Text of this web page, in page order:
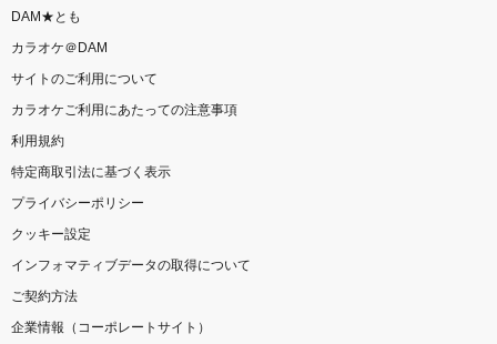
DAM★とも
カラオケ＠DAM
サイトのご利用について
カラオケご利用にあたっての注意事項
利用規約
特定商取引法に基づく表示
プライバシーポリシー
クッキー設定
インフォマティブデータの取得について
ご契約方法
企業情報（コーポレートサイト）